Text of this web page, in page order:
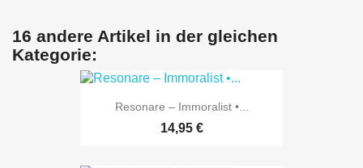
16 andere Artikel in der gleichen
Kategorie:
Resonare ‎– Immoralist •...
14,95 €